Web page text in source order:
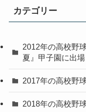
カテゴリー
2012年の高校野
夏』甲子園に出
2017年の高校野
2018年の高校野